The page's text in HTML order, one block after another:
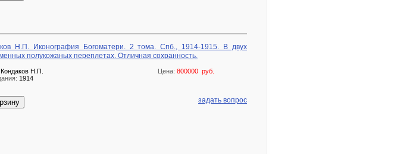
Н.П. Иконография Богоматери. 2 тома. Спб., 1914-1915. В двух
полукожаных переплетах. Отличная сохранность.
Цена: 800000 руб.
Кондаков Н.П.
1914
задать вопрос